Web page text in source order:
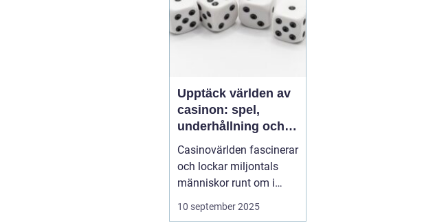
Upptäck världen av
casinon: spel,
underhållning och
strategier
Casinovärlden fascinerar
och lockar miljontals
människor runt om i
världen. Från de
glittrande ljusen i Las
10 september 2025